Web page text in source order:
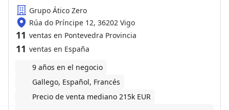
Grupo Ático Zero
Rúa do Príncipe 12, 36202 Vigo
11 ventas en Pontevedra Provincia
11 ventas en España
9 años en el negocio
Gallego, Español, Francés
Precio de venta mediano 215k EUR